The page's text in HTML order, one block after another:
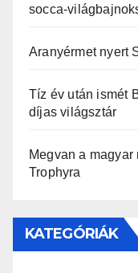
socca-
Aranyérmet nyert
Tíz év után ismét
díjas világsztár
Megvan a
Trophyra
KATEGÓRIÁK